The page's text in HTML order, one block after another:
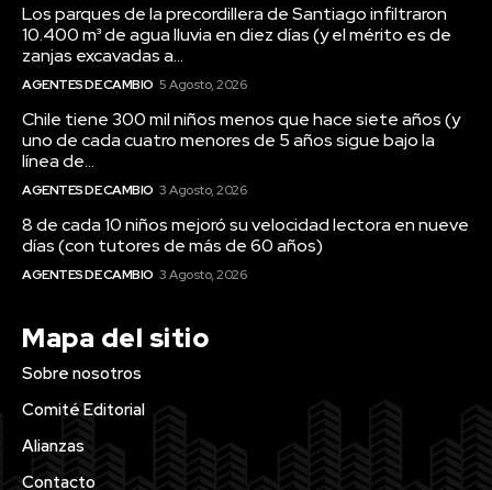
Los parques de la precordillera de Santiago infiltraron
10.400 m³ de agua lluvia en diez días (y el mérito es de
zanjas excavadas a...
AGENTES DE CAMBIO 5 Agosto, 2026
Chile tiene 300 mil niños menos que hace siete años (y
uno de cada cuatro menores de 5 años sigue bajo la
línea de...
AGENTES DE CAMBIO 3 Agosto, 2026
8 de cada 10 niños mejoró su velocidad lectora en nueve
días (con tutores de más de 60 años)
AGENTES DE CAMBIO 3 Agosto, 2026
Mapa del sitio
Sobre nosotros
Comité Editorial
Alianzas
Contacto